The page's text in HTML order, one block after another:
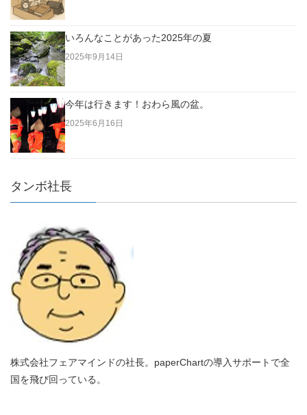
いろんなことがあった2025年の夏
2025年9月14日
今年は行きます！おわら風の盆。
2025年6月16日
タンボ社長
株式会社フェアマインドの社長。paperChartの導入サポートで全
国を飛び回っている。